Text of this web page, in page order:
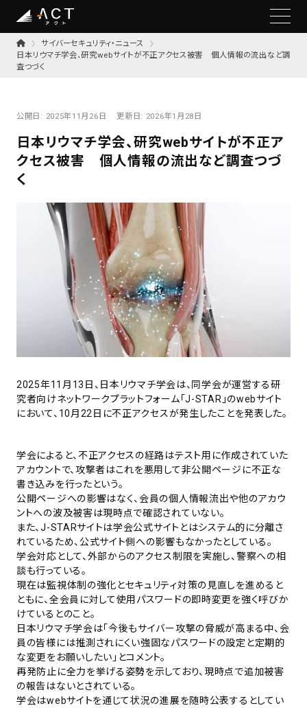
サイバーセキュリティ・ニュース
日本リウマチ学会、研究webサイトが不正アクセス被害 個人情報の流出など調
査つづく
公開日: 2025年11月26日 更新日: 2026年1月28日
日本リウマチ学会、研究webサイトが不正ア
クセス被害 個人情報の流出など調査つづ
く
2025年11月13日、日本リウマチ学会は、同学会が運営する研
究者向けネットワークプラットフォーム「J-STAR」のwebサイト
において、10月22日に不正アクセスが発生したことを発表した。
学会によると、不正アクセスの経路はテスト用に作成されていた
アカウントで、攻撃者はこれを悪用して非公開ページに不正な
書き込みを行ったという。
公開ページへの影響はなく、会員の個人情報流出や他のアカウ
ントへの波及被害は現時点で確認されていない。
また、J-STARサイトは学会公式サイトとはシステム的に分離さ
れているため、公式サイト側への影響もなかったとしている。
学会対応として、外部からのアクセス制限を実施し、警察への相
談も行っている。
現在は監視体制の強化とセキュリティ対策の見直しを進めると
ともに、全会員に対して使用パスワードの即時変更を強く呼びか
けているとのこと。
日本リウマチ学会は「今後もサイバー攻撃の脅威が高まる中、会
員の皆様には推測されにくい強固なパスワードの設定と定期的
な変更をお願いしたい」とコメント。
再発防止に全力を挙げる姿勢を示しており、現時点で追加被害
の報告はないとされている。
学会はwebサイトを通じて状況の進展を随時公表するとしてい